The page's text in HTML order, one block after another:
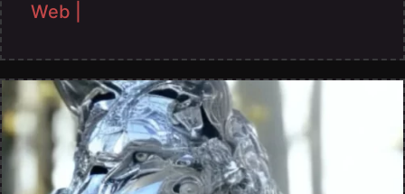
Web |